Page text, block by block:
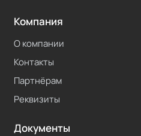
Компания
О компании
Контакты
Партнёрам
Реквизиты
Документы